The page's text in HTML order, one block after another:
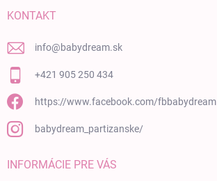
KONTAKT
info@babydream.sk
+421 905 250 434
https://www.facebook.com/fbbabydream
babydream_partizanske/
INFORMÁCIE PRE VÁS